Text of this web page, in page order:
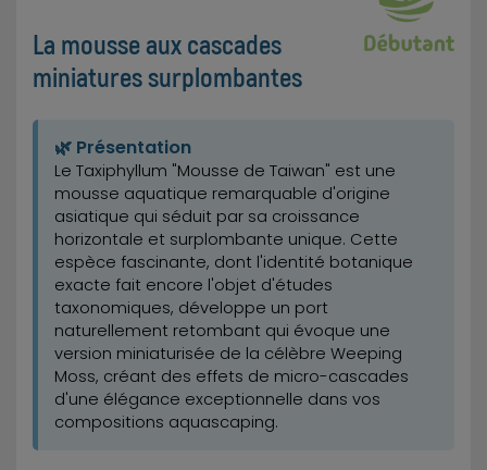
La mousse aux cascades
miniatures surplombantes
🌿 Présentation
Le Taxiphyllum "Mousse de Taiwan" est une
mousse aquatique remarquable d'origine
asiatique qui séduit par sa croissance
horizontale et surplombante unique. Cette
espèce fascinante, dont l'identité botanique
exacte fait encore l'objet d'études
taxonomiques, développe un port
naturellement retombant qui évoque une
version miniaturisée de la célèbre Weeping
Moss, créant des effets de micro-cascades
d'une élégance exceptionnelle dans vos
compositions aquascaping.